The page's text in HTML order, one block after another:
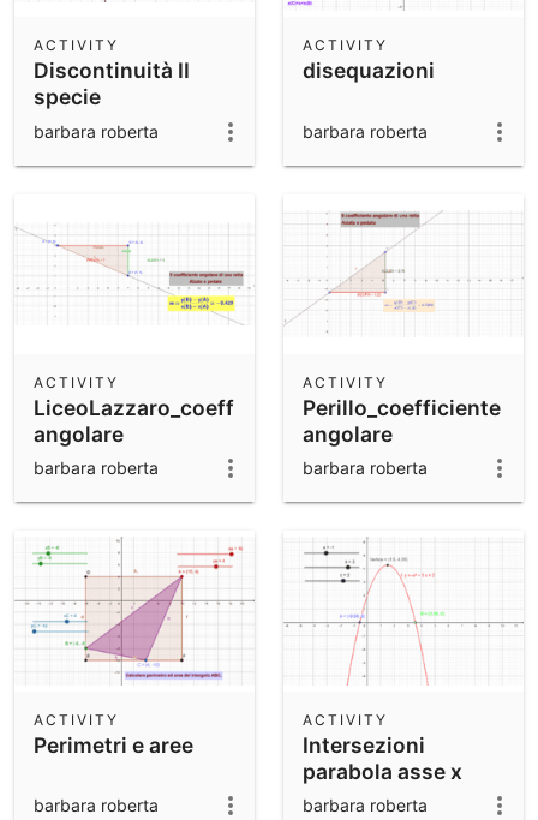
Discontinuità II
specie
ACTIVITY
barbara roberta
disequazioni
ACTIVITY
barbara roberta
LiceoLazzaro_coefficiente
angolare
ACTIVITY
barbara roberta
Perillo_coefficiente
angolare
ACTIVITY
barbara roberta
Perimetri e aree
ACTIVITY
barbara roberta
Intersezioni
parabola asse x
ACTIVITY
barbara roberta